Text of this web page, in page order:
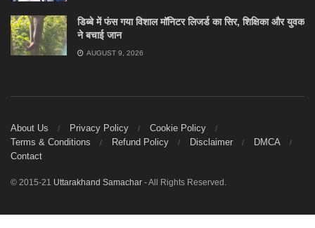
डिब्बे में फंस गया विशाल मॉनिटर लिजर्ड का सिर, शिक्षिका और युवक
ने बचाई जान
AUGUST 9, 2026
About Us Privacy Policy
Cookie Policy
Terms & Conditions
Refund Policy Disclaimer
DMCA
Contact
© 2015-21 Uttarakhand Samachar - All Rights Reserved.